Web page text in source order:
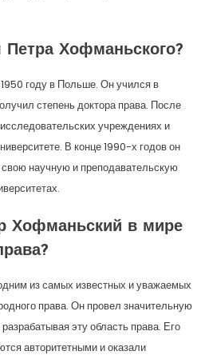
Петра Хофманьского?
году в Польше. Он учился в
степень доктора права. После
учреждениях и
В конце 1990-х годов он
научную и преподавательскую
Хофманьский в мире
из самых известных и уважаемых
права. Он провел значительную
эту область права. Его
авторитетными и оказали